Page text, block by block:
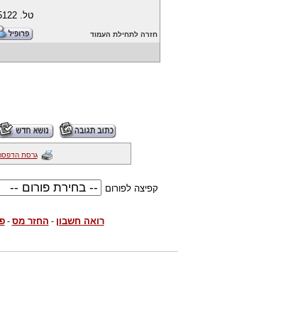
טל. 02-5665122 פקס. 02-5665123
חזרה לתחילת העמוד
גרסת
קפיצה לפורום
רואה חשבון - החזר מס -